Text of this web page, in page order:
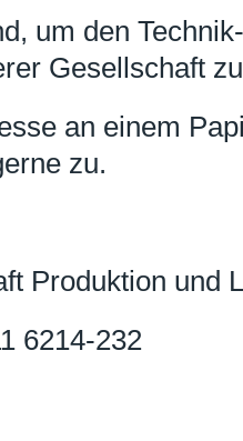
um den
Gesellschaft
an einem
zu.
Produktion und
6214-232